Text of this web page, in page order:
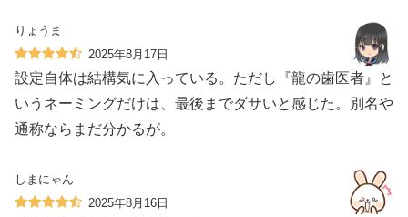
りょうま
2025年8月17日
設定自体は結構気に入っている。ただし『龍の歯医者』と
いうネーミングだけは、最後までダサいと感じた。別名や
通称ならまだ分かるが。
しまにゃん
2025年8月16日